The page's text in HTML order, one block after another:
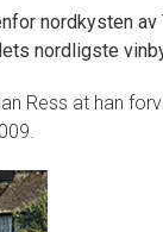
nordkysten
nordligste
Ress at han